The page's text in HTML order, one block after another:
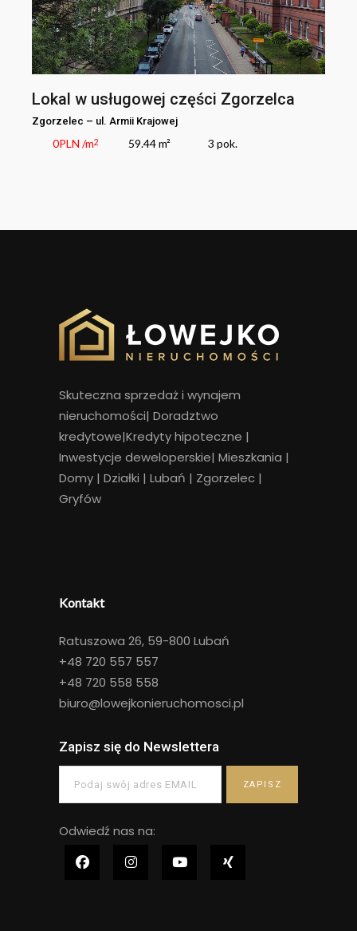
Lokal w usługowej części Zgorzelca
Zgorzelec – ul. Armii Krajowej
0PLN /m2 59.44 m² 3 pok.
Skuteczna sprzedaż i wynajem
nieruchomości| Doradztwo
kredytowe|Kredyty hipoteczne |
Inwestycje deweloperskie| Mieszkania |
Domy | Działki | Lubań | Zgorzelec |
Gryfów
Kontakt
Ratuszowa 26, 59-800 Lubań
+48 720 557 557
+48 720 558 558
biuro@lowejkonieruchomosci.pl
Zapisz się do Newslettera
Odwiedź nas na: